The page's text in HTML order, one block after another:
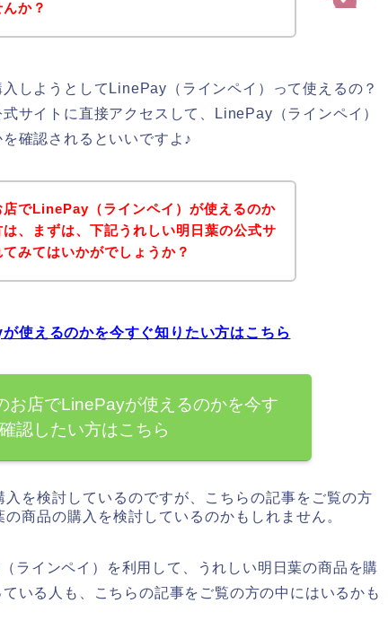
か？
しようとしてLinePay（ラインペイ）って使えるの？
サイトに直接アクセスして、LinePay（ラインペイ）
確認されるといいですよ♪
店でLinePay（ラインペイ）が使えるのか
、まずは、下記うれしい明日葉の公式サ
みてはいかがでしょうか？
使えるのかを今すぐ知りたい方はこちら
お店でLinePayが使えるのかを今す
認したい方はこちら
を検討しているのですが、こちらの記事をご覧の方
商品の購入を検討しているのかもしれません。
ラインペイ）を利用して、うれしい明日葉の商品を購
いる人も、こちらの記事をご覧の方の中にはいるかも